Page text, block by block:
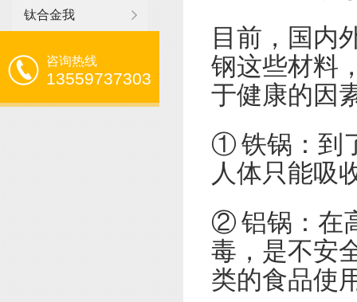
钛合金我
咨询热线
13559737303
目前，国内
钢这些材料
于健康的因
① 铁锅：到
人体只能吸
② 铝锅：在
毒，是不安
类的食品使